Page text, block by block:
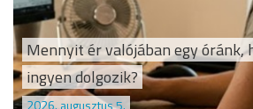
Mennyit ér valójában egy óránk,
ingyen dolgozik?
2026. augusztus 5.